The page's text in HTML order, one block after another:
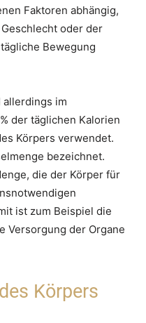
Faktoren abhängig,
oder der
Bewegung
im
der täglichen Kalorien
Körpers verwendet.
bezeichnet.
die der Körper für
ist zum Beispiel die
Versorgung der Organe
Körpers